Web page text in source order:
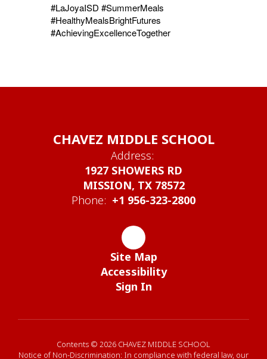
#LaJoyaISD #SummerMeals
#HealthyMealsBrightFutures
#AchievingExcellenceTogether
CHAVEZ MIDDLE SCHOOL
Address:
1927 SHOWERS RD
MISSION, TX 78572
Phone: +1 956-323-2800
Site Map
Accessibility
Sign In
Contents © 2026 CHAVEZ MIDDLE SCHOOL
Notice of Non-Discrimination: In compliance with federal law, our